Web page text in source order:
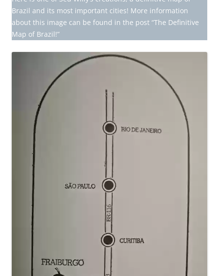
Brazil and its most important cities! More information
about this image can be found in the post “The Definitive
Map of Brazil!”